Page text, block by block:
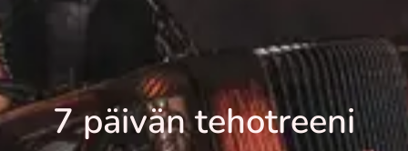
7 päivän tehotreeni